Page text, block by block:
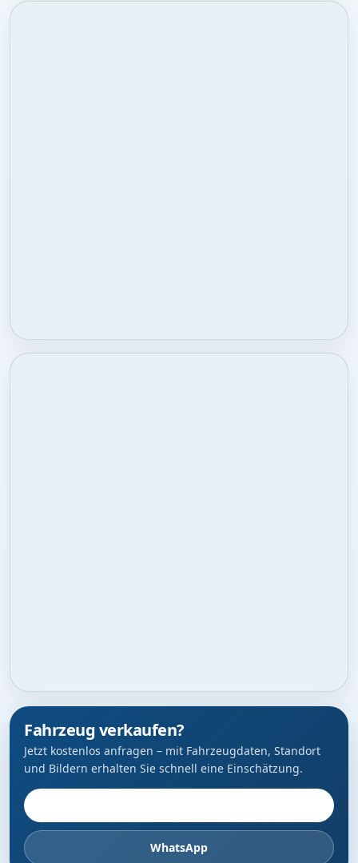
Fahrzeug verkaufen?
Jetzt kostenlos anfragen – mit Fahrzeugdaten, Standort
und Bildern erhalten Sie schnell eine Einschätzung.
WhatsApp